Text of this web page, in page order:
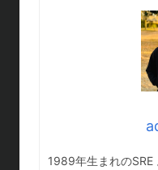
1989年生まれのSRE